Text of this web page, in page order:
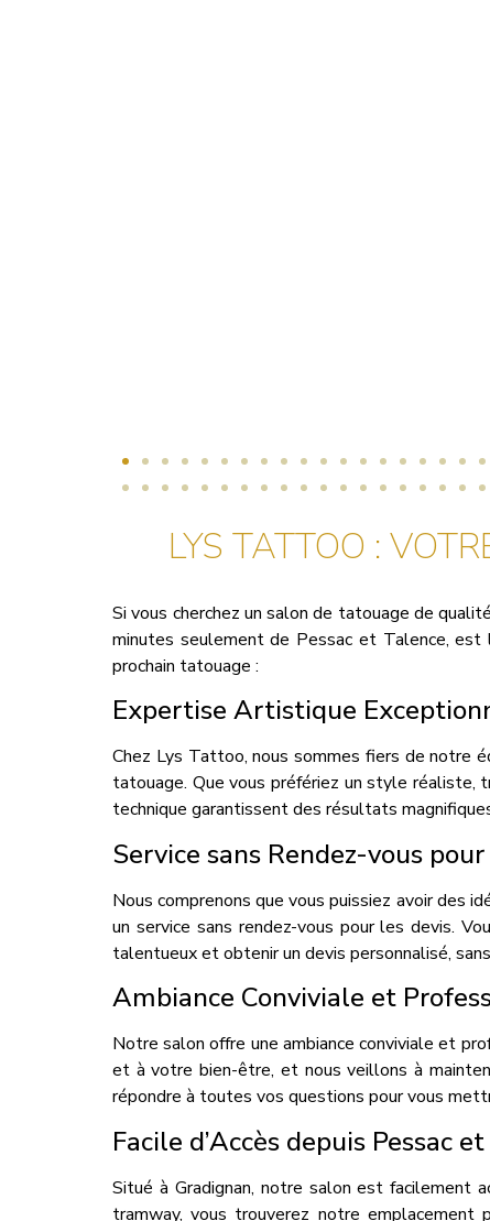
LYS TATTOO :
Si vous cherchez un salon de tatouage de
minutes seulement de Pessac et Talence, est
prochain tatouage :
Expertise Artistique
Chez Lys Tattoo, nous sommes fiers de notre
tatouage. Que vous préfériez un style réaliste,
technique garantissent des résultats
Service sans Rendez-vous
Nous comprenons que vous puissiez avoir des
un service sans rendez-vous pour les devis.
talentueux et obtenir un devis personnalisé,
Ambiance Conviviale et
Notre salon offre une ambiance conviviale et
et à votre bien-être, et nous veillons à
répondre à toutes vos questions pour vous
Facile d’Accès depuis Pessac
Situé à Gradignan, notre salon est facilement
tramway, vous trouverez notre